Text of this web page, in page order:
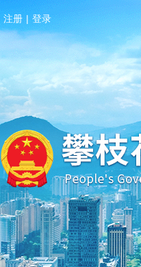
注册 | 登录